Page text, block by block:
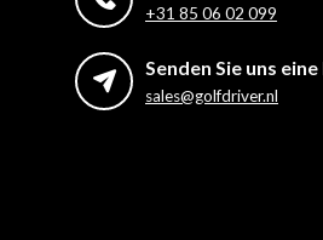
+31 85 06 02 099
Senden Sie uns eine
sales@golfdriver.nl